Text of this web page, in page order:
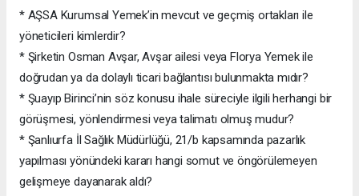
* AŞSA Kurumsal Yemek’in mevcut ve geçmiş ortakları ile
yöneticileri kimlerdir?
* Şirketin Osman Avşar, Avşar ailesi veya Florya Yemek ile
doğrudan ya da dolaylı ticari bağlantısı bulunmakta mıdır?
* Şuayıp Birinci’nin söz konusu ihale süreciyle ilgili herhangi bir
görüşmesi, yönlendirmesi veya talimatı olmuş mudur?
* Şanlıurfa İl Sağlık Müdürlüğü, 21/b kapsamında pazarlık
yapılması yönündeki kararı hangi somut ve öngörülemeyen
gelişmeye dayanarak aldı?